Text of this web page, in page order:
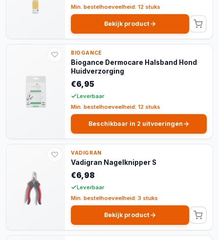
Min. bestelhoeveelheid: 12 stuks
Bekijk product
BIOGANCE
Biogance Dermocare Halsband Hond
Huidverzorging
€6,95
Leverbaar
Min. bestelhoeveelheid: 12 stuks
Beschikbaar in 2 uitvoeringen
VADIGRAN
Vadigran Nagelknipper S
€6,98
Leverbaar
Min. bestelhoeveelheid: 3 stuks
Bekijk product